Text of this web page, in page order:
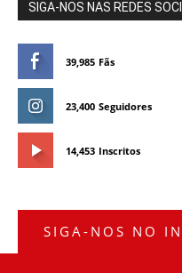
SIGA-NOS NAS REDES
39,985 Fãs
23,400 Seguidores
14,453 Inscritos
SIGA-NOS NO